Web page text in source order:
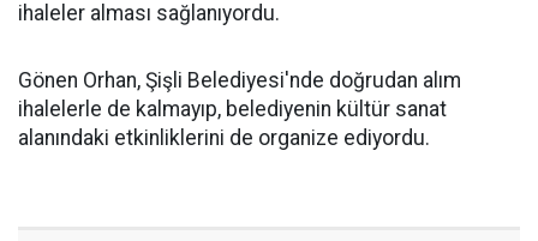
ihaleler alması sağlanıyordu.
Gönen Orhan, Şişli Belediyesi'nde doğrudan alım
ihalelerle de kalmayıp, belediyenin kültür sanat
alanındaki etkinliklerini de organize ediyordu.